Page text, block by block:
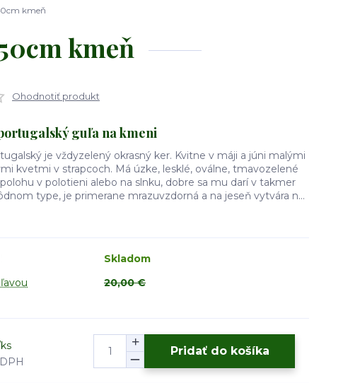
kmeň
kmeň
Ohodnotiť produkt
guľa na kmeni
je vždyzelený okrasný ker. Kvitne v máji a júni malými
kvetmi v strapcoch. Má úzke, lesklé, oválne, tmavozelené
v polotieni alebo na slnku, dobre sa mu darí v takmer
type, je primerane mrazuvzdorná a na jeseň vytvára n...
Skladom
20,00 €
ks
Pridať do košíka